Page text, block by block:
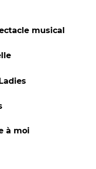
musical
à moi